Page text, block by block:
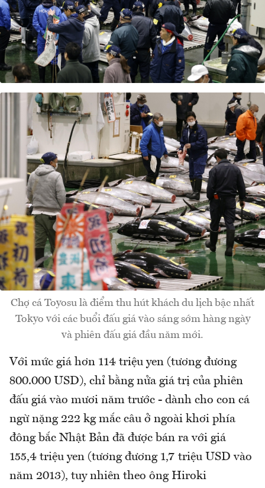
Chợ cá Toyosu là điểm thu hút khách du lịch bậc nhất
Tokyo với các buổi đấu giá vào sáng sớm hàng ngày
và phiên đấu giá đầu năm mới.
Với mức giá hơn 114 triệu yen (tương đương
800.000 USD), chỉ bằng nửa giá trị của phiên
đấu giá vào mươi năm trước - dành cho con cá
ngừ nặng 222 kg mắc câu ở ngoài khơi phía
đông bắc Nhật Bản đã được bán ra với giá
155,4 triệu yen (tương đương 1,7 triệu USD vào
năm 2013), tuy nhiên theo ông Hiroki